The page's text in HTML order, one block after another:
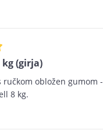
(girja)
ručkom obložen gumom -
8 kg.